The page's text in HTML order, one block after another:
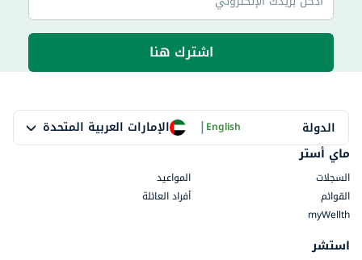
اشترك هنا
الدولة الإمارات العربية المتحدة |English
ماي أستر
السجلات
المواعيد
القوائم
أفراد العائلة
myWellth
استشر